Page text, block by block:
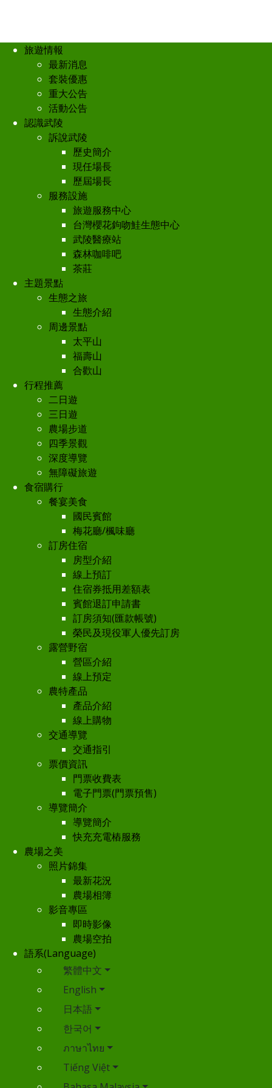
旅遊情報
最新消息
套裝優惠
重大公告
活動公告
認識武陵
訴說武陵
歷史簡介
現任場長
歷屆場長
服務設施
旅遊服務中心
台灣櫻花鉤吻鮭生態中心
武陵醫療站
森林咖啡吧
茶莊
主題景點
生態之旅
生態介紹
周邊景點
太平山
福壽山
合歡山
行程推薦
二日遊
三日遊
農場步道
四季景觀
深度導覽
無障礙旅遊
食宿購行
餐宴美食
國民賓館
梅花廳/楓味廳
訂房住宿
房型介紹
線上預訂
住宿券抵用差額表
賓館退訂申請書
訂房須知(匯款帳號)
榮民及現役軍人優先訂房
露營野宿
營區介紹
線上預定
農特產品
產品介紹
線上購物
交通導覽
交通指引
票價資訊
門票收費表
電子門票(門票預售)
導覽簡介
導覽簡介
快充充電樁服務
農場之美
照片錦集
最新花況
農場相簿
影音專區
即時影像
農場空拍
語系(Language)
繁體中文
English
日本語
한국어
ภาษาไทย
Tiếng Việt